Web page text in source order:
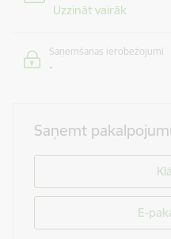
Uzzināt vairāk
Saņemšanas ierobežojumi
-
Saņemt
E-